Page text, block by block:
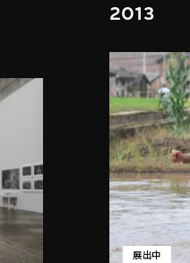
2013
展出中